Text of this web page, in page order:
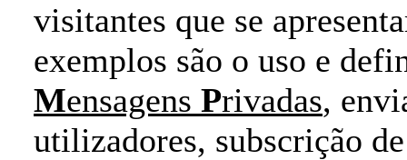
visitantes que se
exemplos são o uso e
Mensagens Privadas,
utilizadores, subscrição